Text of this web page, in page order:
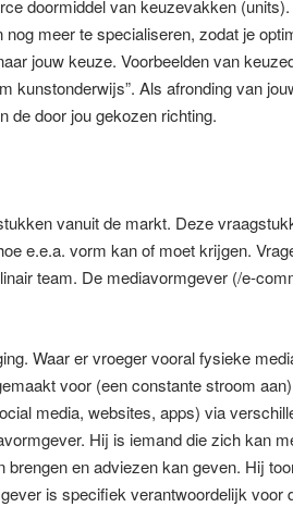
doormiddel van keuzevakken
meer te specialiseren, zodat je
jouw keuze. Voorbeelden van
kunstonderwijs”. Als afronding van
de door jou gekozen richting.
vanuit de markt. Deze
e.e.a. vorm kan of moet krijgen.
team. De mediavormgever (/e-
Waar er vroeger vooral fysieke
voor (een constante stroom
media, websites, apps) via
Hij is iemand die zich kan
en adviezen kan geven. Hij
is specifiek verantwoordelijk voor